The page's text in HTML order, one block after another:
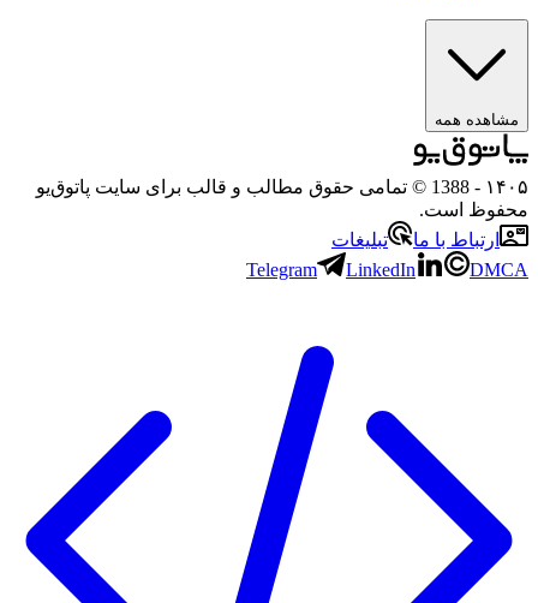
مشاهده همه
۱۴۰۵
- 1388 © تمامی حقوق مطالب و قالب برای سایت پاتوق‌یو
محفوظ است.
ارتباط با ما
تبلیغات
Telegram
LinkedIn DMCA